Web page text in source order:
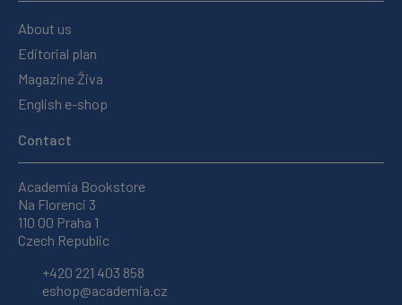
About us
Editorial plan
Magazine Živa
English e-shop
Contact
Academia Bookstore
Na Florenci 3
110 00 Praha 1
Czech Republic
+420 221 403 858
eshop@academia.cz